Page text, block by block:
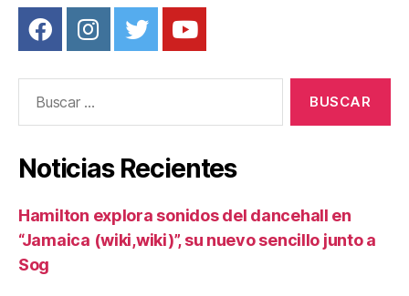
Noticias Recientes
Hamilton explora sonidos del dancehall en
“Jamaica (wiki,wiki)”, su nuevo sencillo junto a
Sog